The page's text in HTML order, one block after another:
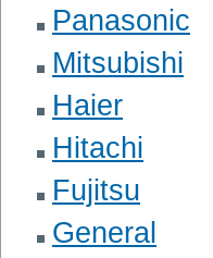
Panasonic
Mitsubishi
Haier
Hitachi
Fujitsu
General